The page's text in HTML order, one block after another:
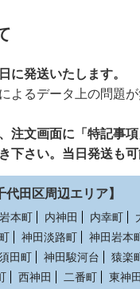
に発送いたします。
よるデータ上の問題が
注文画面に「特記事
下さい。当日発送も可
代田区周辺エリア】
岩本町 内神田 内幸町
神田淡路町 神田岩本
田町 神田駿河台 猿楽
西神田 二番町 東神田